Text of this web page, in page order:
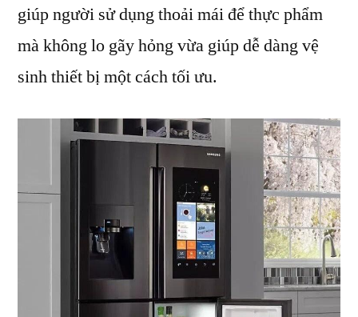
giúp người sử dụng thoải mái để thực phẩm
mà không lo gãy hỏng vừa giúp dễ dàng vệ
sinh thiết bị một cách tối ưu.